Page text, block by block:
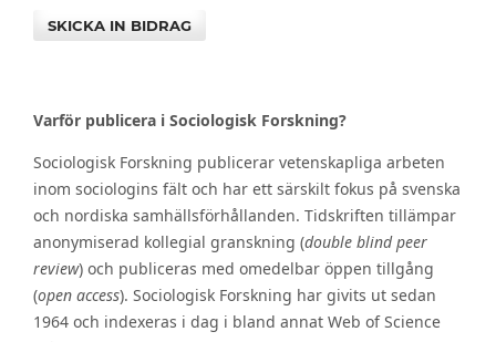
SKICKA IN BIDRAG
Varför publicera i Sociologisk Forskning?
Sociologisk Forskning publicerar vetenskapliga arbeten
inom sociologins fält och har ett särskilt fokus på svenska
och nordiska samhällsförhållanden. Tidskriften tillämpar
anonymiserad kollegial granskning (double blind peer
review) och publiceras med omedelbar öppen tillgång
(open access). Sociologisk Forskning har givits ut sedan
1964 och indexeras i dag i bland annat Web of Science